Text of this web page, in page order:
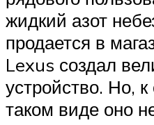
жидкий азот
продается в
Lexus создал
устройство. Но,
таком виде оно